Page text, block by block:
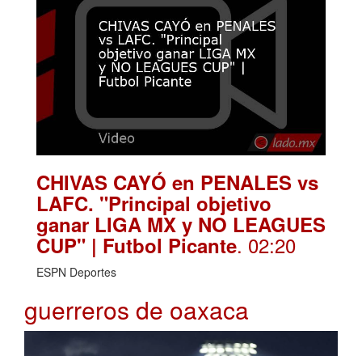
CHIVAS CAYÓ en PENALES vs
LAFC. "Principal objetivo
ganar LIGA MX y NO LEAGUES
CUP" | Futbol Picante. 02:20
ESPN Deportes
guerreros de oaxaca